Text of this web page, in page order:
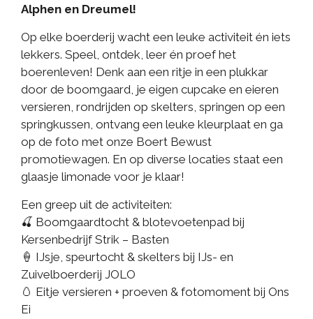
Alphen en Dreumel!
Op elke boerderij wacht een leuke activiteit én iets
lekkers. Speel, ontdek, leer én proef het
boerenleven! Denk aan een ritje in een plukkar
door de boomgaard, je eigen cupcake en eieren
versieren, rondrijden op skelters, springen op een
springkussen, ontvang een leuke kleurplaat en ga
op de foto met onze Boert Bewust
promotiewagen. En op diverse locaties staat een
glaasje limonade voor je klaar!
Een greep uit de activiteiten:
🍒 Boomgaardtocht & blotevoetenpad bij
Kersenbedrijf Strik – Basten
🍦 IJsje, speurtocht & skelters bij IJs- en
Zuivelboerderij JOLO
🥚 Eitje versieren + proeven & fotomoment bij Ons
Ei